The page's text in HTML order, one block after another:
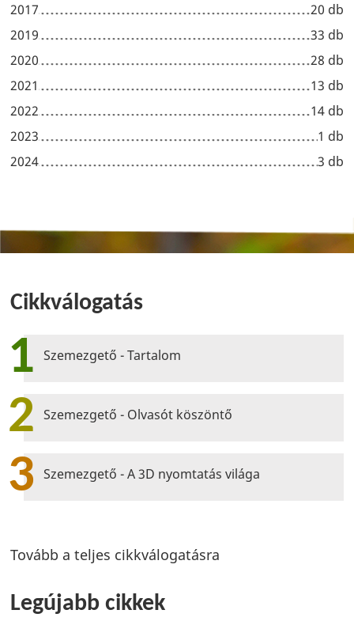
2017
20 db
2019
33 db
2020
28 db
2021
13 db
2022
14 db
2023
1 db
2024
3 db
Cikkválogatás
1 Szemezgető - Tartalom
2 Szemezgető - Olvasót köszöntő
3 Szemezgető - A 3D nyomtatás világa
Tovább a teljes cikkválogatásra
Legújabb cikkek